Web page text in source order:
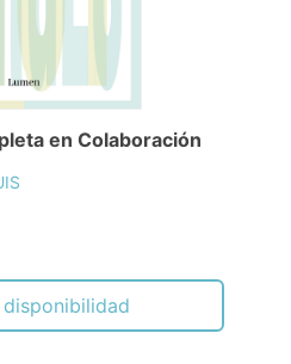
en Colaboración